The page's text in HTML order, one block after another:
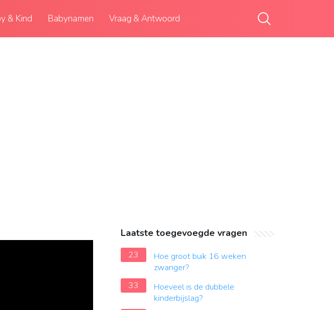
& Kind Babynamen Vraag & Antwoord
Laatste toegevoegde vragen
23
Hoe groot buik 16 weken
zwanger?
33
Hoeveel is de dubbele
kinderbijslag?